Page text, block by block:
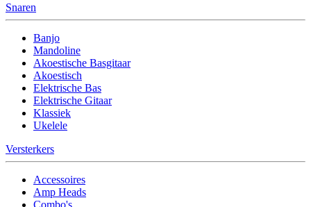
Snaren
Banjo
Mandoline
Akoestische Basgitaar
Akoestisch
Elektrische Bas
Elektrische Gitaar
Klassiek
Ukelele
Versterkers
Accessoires
Amp Heads
Combo's